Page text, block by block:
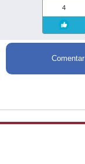
4
Comentar